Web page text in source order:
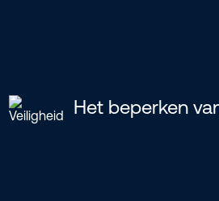
Het beperken